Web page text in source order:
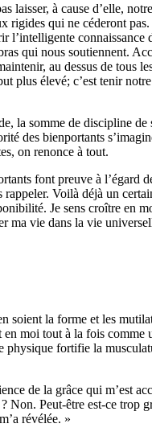
laisser, à cause d’elle,
qui ne céderont
qui nous soutiennent.
au dessus de tous
plus élevé; c’est tenir
la somme de discipline
des bienportants
on renonce à tout.
font preuve à l’égard
Voilà déjà un
Je sens croître en
vie dans la vie
la forme et les
moi tout à la fois
fortifie la
de la grâce qui m’est
Peut-être est-ce trop
révélée. »